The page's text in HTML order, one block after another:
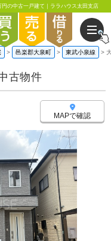
の中古一戸建て｜ララハウス太田支店
邑楽郡大泉町 東武小泉線
古物件
MAPで確認